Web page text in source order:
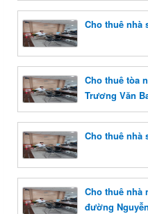
Cho thuê nhà
Cho thuê tòa
Trương Văn
Cho thuê nhà
Cho thuê nhà
đường